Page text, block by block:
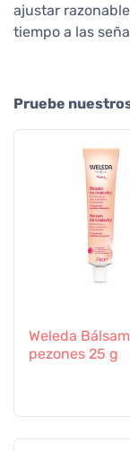
ajustar
tiempo a las
Pruebe
Weleda
pezones 25 g